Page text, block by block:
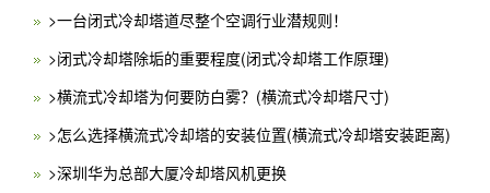
>一台闭式冷却塔道尽整个空调行业潜规则！
>闭式冷却塔除垢的重要程度(闭式冷却塔工作原理)
>横流式冷却塔为何要防白雾？(横流式冷却塔尺寸)
>怎么选择横流式冷却塔的安装位置(横流式冷却塔安装距离)
>深圳华为总部大厦冷却塔风机更换